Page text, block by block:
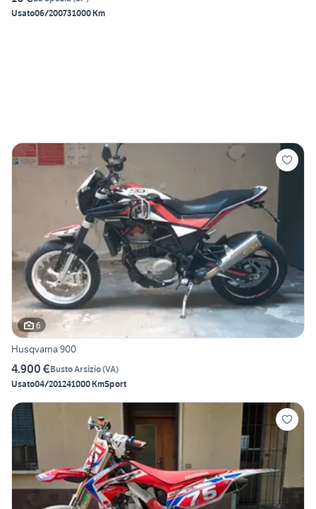
Usato06/200731000 Km
6
Husqvarna 900
4.900 €Busto Arsizio(VA)
Usato04/201241000 KmSport